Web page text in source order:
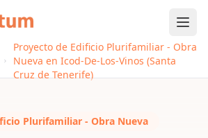
Proyecto de Edificio Plurifamiliar - Obra
Nueva en Icod-De-Los-Vinos (Santa
Cruz de Tenerife)
Plurifamiliar - Obra Nueva